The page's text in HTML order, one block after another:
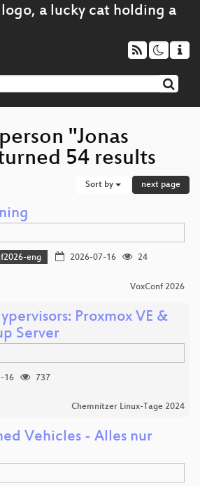
"Jonas
54 results
Sort by next page
eng 2026-07-16
24
VoxConf 2026
Proxmox VE &
Server
16
737
Chemnitzer Linux-Tage 2024
Vehicles - Alles nur